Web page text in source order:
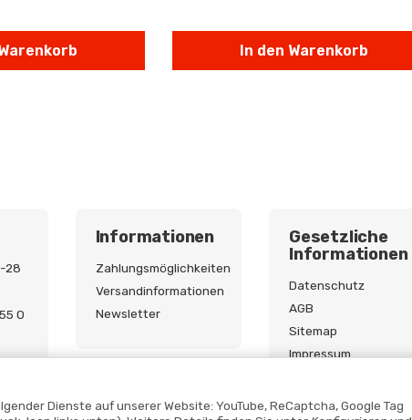
In den Warenkorb
28
0
Informationen
Zahlungsmöglichkeiten
Versandinformationen
Newsletter
Gesetzliche
Informationen
Datenschutz
AGB
Sitemap
Impressum
Widerrufsrecht
Dienste auf unserer Website: YouTube, ReCaptcha, Google Tag